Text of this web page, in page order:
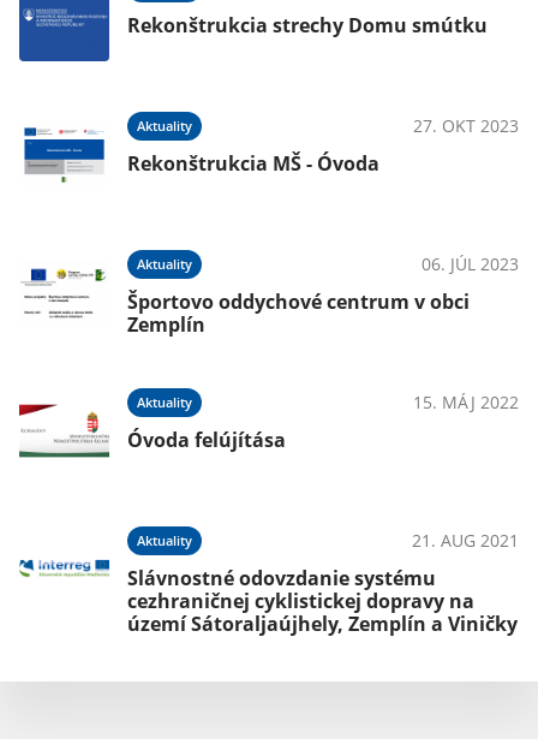
Rekonštrukcia strechy Domu smútku
Aktuality 27. OKT 2023
Rekonštrukcia MŠ - Óvoda
Aktuality 06. JÚL 2023
Športovo oddychové centrum v obci
Zemplín
Aktuality 15. MÁJ 2022
Óvoda felújítása
Aktuality 21. AUG 2021
Slávnostné odovzdanie systému
cezhraničnej cyklistickej dopravy na
území Sátoraljaújhely, Zemplín a Viničky